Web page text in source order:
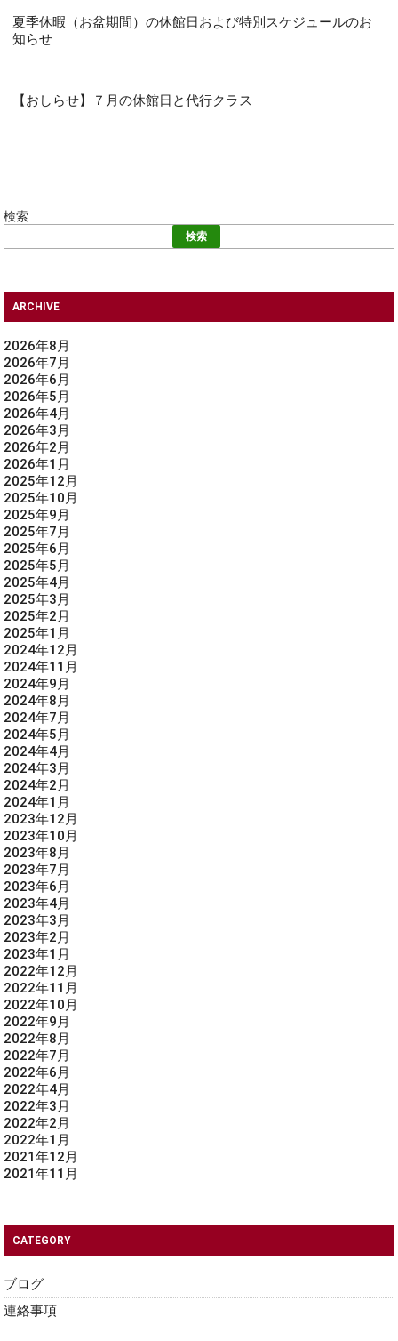
夏季休暇（お盆期間）の休館日および特別スケジュールのお
知らせ
【おしらせ】７月の休館日と代行クラス
検索
検索
ARCHIVE
2026年8月
2026年7月
2026年6月
2026年5月
2026年4月
2026年3月
2026年2月
2026年1月
2025年12月
2025年10月
2025年9月
2025年7月
2025年6月
2025年5月
2025年4月
2025年3月
2025年2月
2025年1月
2024年12月
2024年11月
2024年9月
2024年8月
2024年7月
2024年5月
2024年4月
2024年3月
2024年2月
2024年1月
2023年12月
2023年10月
2023年8月
2023年7月
2023年6月
2023年4月
2023年3月
2023年2月
2023年1月
2022年12月
2022年11月
2022年10月
2022年9月
2022年8月
2022年7月
2022年6月
2022年4月
2022年3月
2022年2月
2022年1月
2021年12月
2021年11月
CATEGORY
ブログ
連絡事項